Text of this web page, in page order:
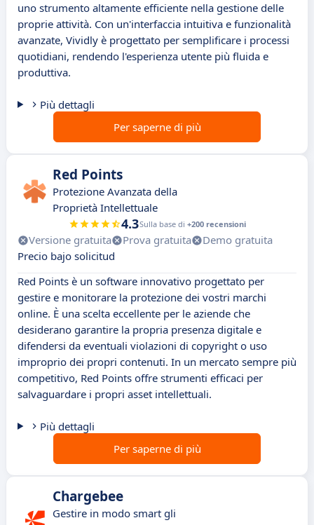
uno strumento altamente efficiente nella gestione delle
proprie attività. Con un'interfaccia intuitiva e funzionalità
avanzate, Vividly è progettato per semplificare i processi
quotidiani, rendendo l'esperienza utente più fluida e
produttiva.
Più dettagli
Per saperne di più
Red Points
Protezione Avanzata della
Proprietà Intellettuale
4.3Sulla base di +200 recensioni
Versione gratuita Prova gratuita
Demo gratuita
Precio bajo solicitud
Red Points è un software innovativo progettato per
gestire e monitorare la protezione dei vostri marchi
online. È una scelta eccellente per le aziende che
desiderano garantire la propria presenza digitale e
difendersi da eventuali violazioni di copyright o uso
improprio dei propri contenuti. In un mercato sempre più
competitivo, Red Points offre strumenti efficaci per
salvaguardare i propri asset intellettuali.
Più dettagli
Per saperne di più
Chargebee
Gestire in modo smart gli